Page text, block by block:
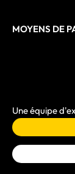
MOYENS DE
Une équipe